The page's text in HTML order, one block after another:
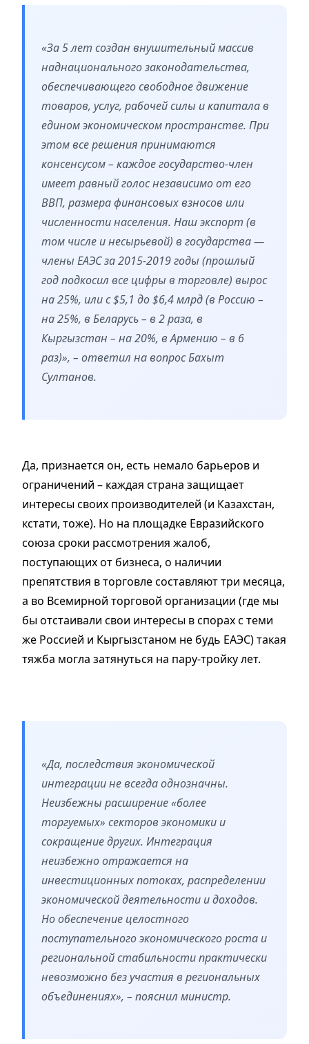
«За 5 лет создан внушительный массив
наднационального законодательства,
обеспечивающего свободное движение
товаров, услуг, рабочей силы и капитала в
едином экономическом пространстве. При
этом все решения принимаются
консенсусом – каждое государство-член
имеет равный голос независимо от его
ВВП, размера финансовых взносов или
численности населения. Наш экспорт (в
том числе и несырьевой) в государства —
члены ЕАЭС за 2015-2019 годы (прошлый
год подкосил все цифры в торговле) вырос
на 25%, или с $5,1 до $6,4 млрд (в Россию –
на 25%, в Беларусь – в 2 раза, в
Кыргызстан – на 20%, в Армению – в 6
раз)», – ответил на вопрос Бахыт
Султанов.
Да, признается он, есть немало барьеров и
ограничений – каждая страна защищает
интересы своих производителей (и Казахстан,
кстати, тоже). Но на площадке Евразийского
союза сроки рассмотрения жалоб,
поступающих от бизнеса, о наличии
препятствия в торговле составляют три месяца,
а во Всемирной торговой организации (где мы
бы отстаивали свои интересы в спорах с теми
же Россией и Кыргызстаном не будь ЕАЭС) такая
тяжба могла затянуться на пару-тройку лет.
«Да, последствия экономической
интеграции не всегда однозначны.
Неизбежны расширение «более
торгуемых» секторов экономики и
сокращение других. Интеграция
неизбежно отражается на
инвестиционных потоках, распределении
экономической деятельности и доходов.
Но обеспечение целостного
поступательного экономического роста и
региональной стабильности практически
невозможно без участия в региональных
объединениях», – пояснил министр.